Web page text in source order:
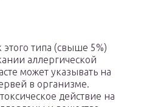
типа (свыше 5%)
аллергической
может указывать на
в организме.
действие на